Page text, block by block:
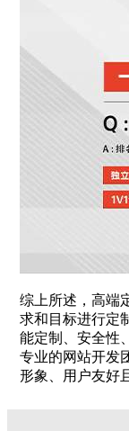
综上所述，高端
求和目标进行定
能定制、安全性
专业的网站开发
形象、用户友好